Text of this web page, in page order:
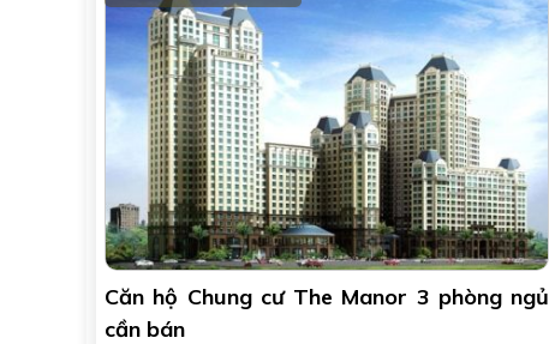
Căn hộ Chung cư The Manor 3 phòng ngủ
cần bán